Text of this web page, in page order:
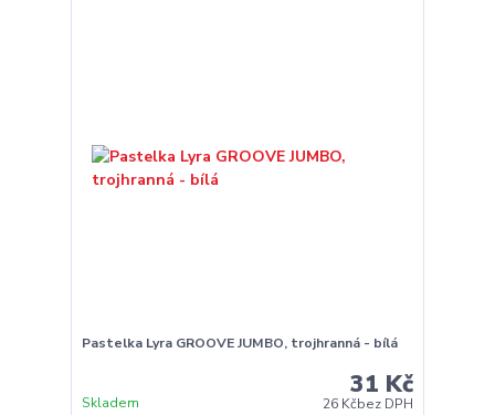
Pastelka Lyra GROOVE JUMBO, trojhranná - bílá
31 Kč
26 Kčbez DPH
Skladem